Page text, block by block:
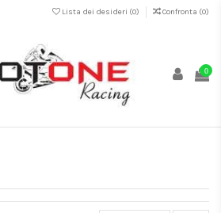
Lista dei desideri (0) Confronta (0)
0